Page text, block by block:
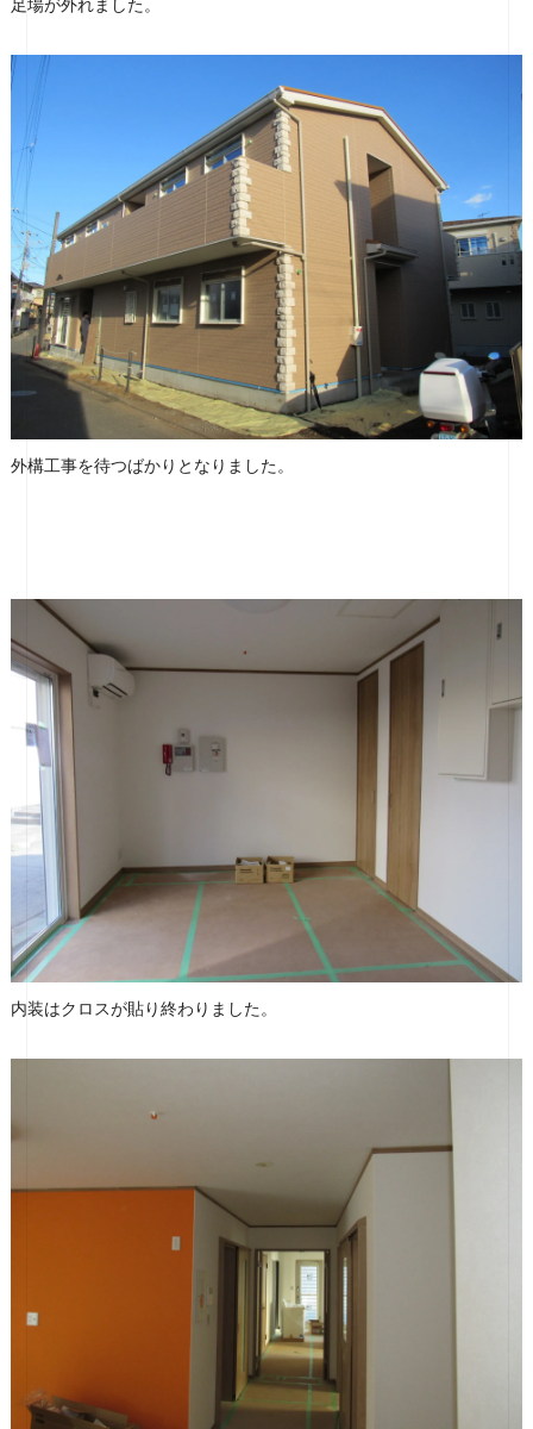
足場が外れました。
外構工事を待つばかりとなりました。
内装はクロスが貼り終わりました。